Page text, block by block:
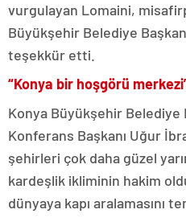
vurgulayan Lomaini,
Büyükşehir Belediye
teşekkür etti.
“Konya bir hoşgörü
Konya Büyükşehir Belediye
Konferans Başkanı Uğur
şehirleri çok daha güzel
kardeşlik ikliminin hakim
dünyaya kapı aralamasını